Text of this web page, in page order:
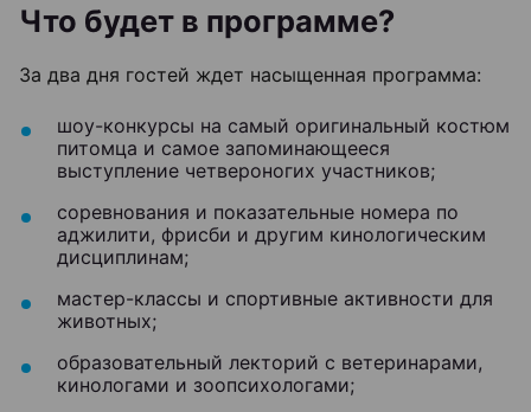
Что будет в программе?
За два дня гостей ждет насыщенная программа:
шоу-конкурсы на самый оригинальный костюм
питомца и самое запоминающееся
выступление четвероногих участников;
соревнования и показательные номера по
аджилити, фрисби и другим кинологическим
дисциплинам;
мастер-классы и спортивные активности для
животных;
образовательный лекторий с ветеринарами,
кинологами и зоопсихологами;